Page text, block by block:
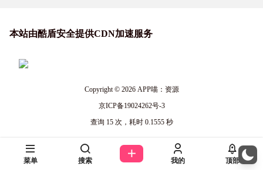
本站由酷盾安全提供CDN加速服务
Copyright © 2026APP喵：资源
京ICP备19024262号-3
查询 15 次，耗时 0.1555 秒
菜单 搜索 我的 顶部